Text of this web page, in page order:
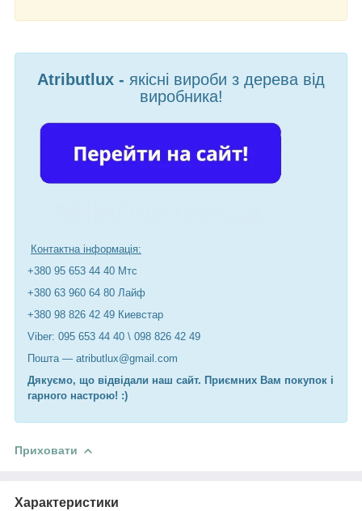
Atributlux - якісні вироби з дерева від
виробника!
Контактна інформація:
+380 95 653 44 40 Мтс
+380 63 960 64 80 Лайф
+380 98 826 42 49 Киевстар
Viber: 095 653 44 40 \ 098 826 42 49
Пошта — atributlux@gmail.com
Дякуємо, що відвідали наш сайт. Приємних Вам покупок і
гарного настрою! :)
Приховати
Характеристики